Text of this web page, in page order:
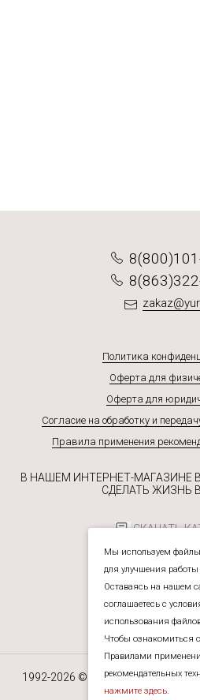
Политика
Оферта для
Оферта для
Согласие на обработку и
Правила применения
В НАШЕМ ИНТЕРНЕТ-МАГАЗИНЕ
СДЕЛАТЬ ЖИЗНЬ
СКАЧАТЬ
1992-2026 © ЮРЕАЛ — интернет-
прочих пищевых
Мы используем
для улучшения работы
Оставаясь на нашем
соглашаетесь с
использования
Чтобы ознакомиться
Правилами
рекомендательных
нажмите здесь.